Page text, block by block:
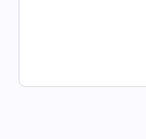
Ngài sự tôn kính,